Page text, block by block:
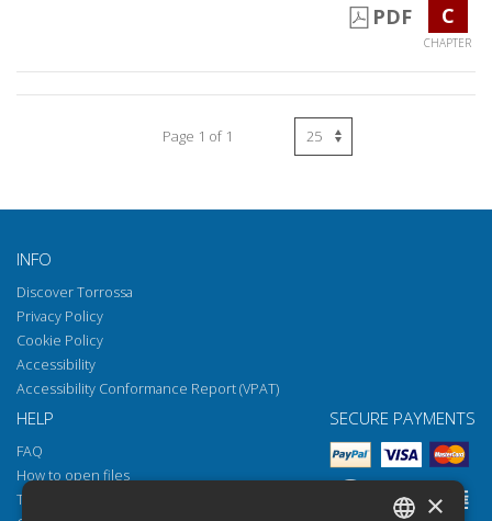
PDF C
CHAPTER
Page 1 of 1
INFO
Discover Torrossa
Privacy Policy
Cookie Policy
Accessibility
Accessibility Conformance Report (VPAT)
HELP
FAQ
How to open files
Torrossa Reader
SECURE PAYMENTS
×